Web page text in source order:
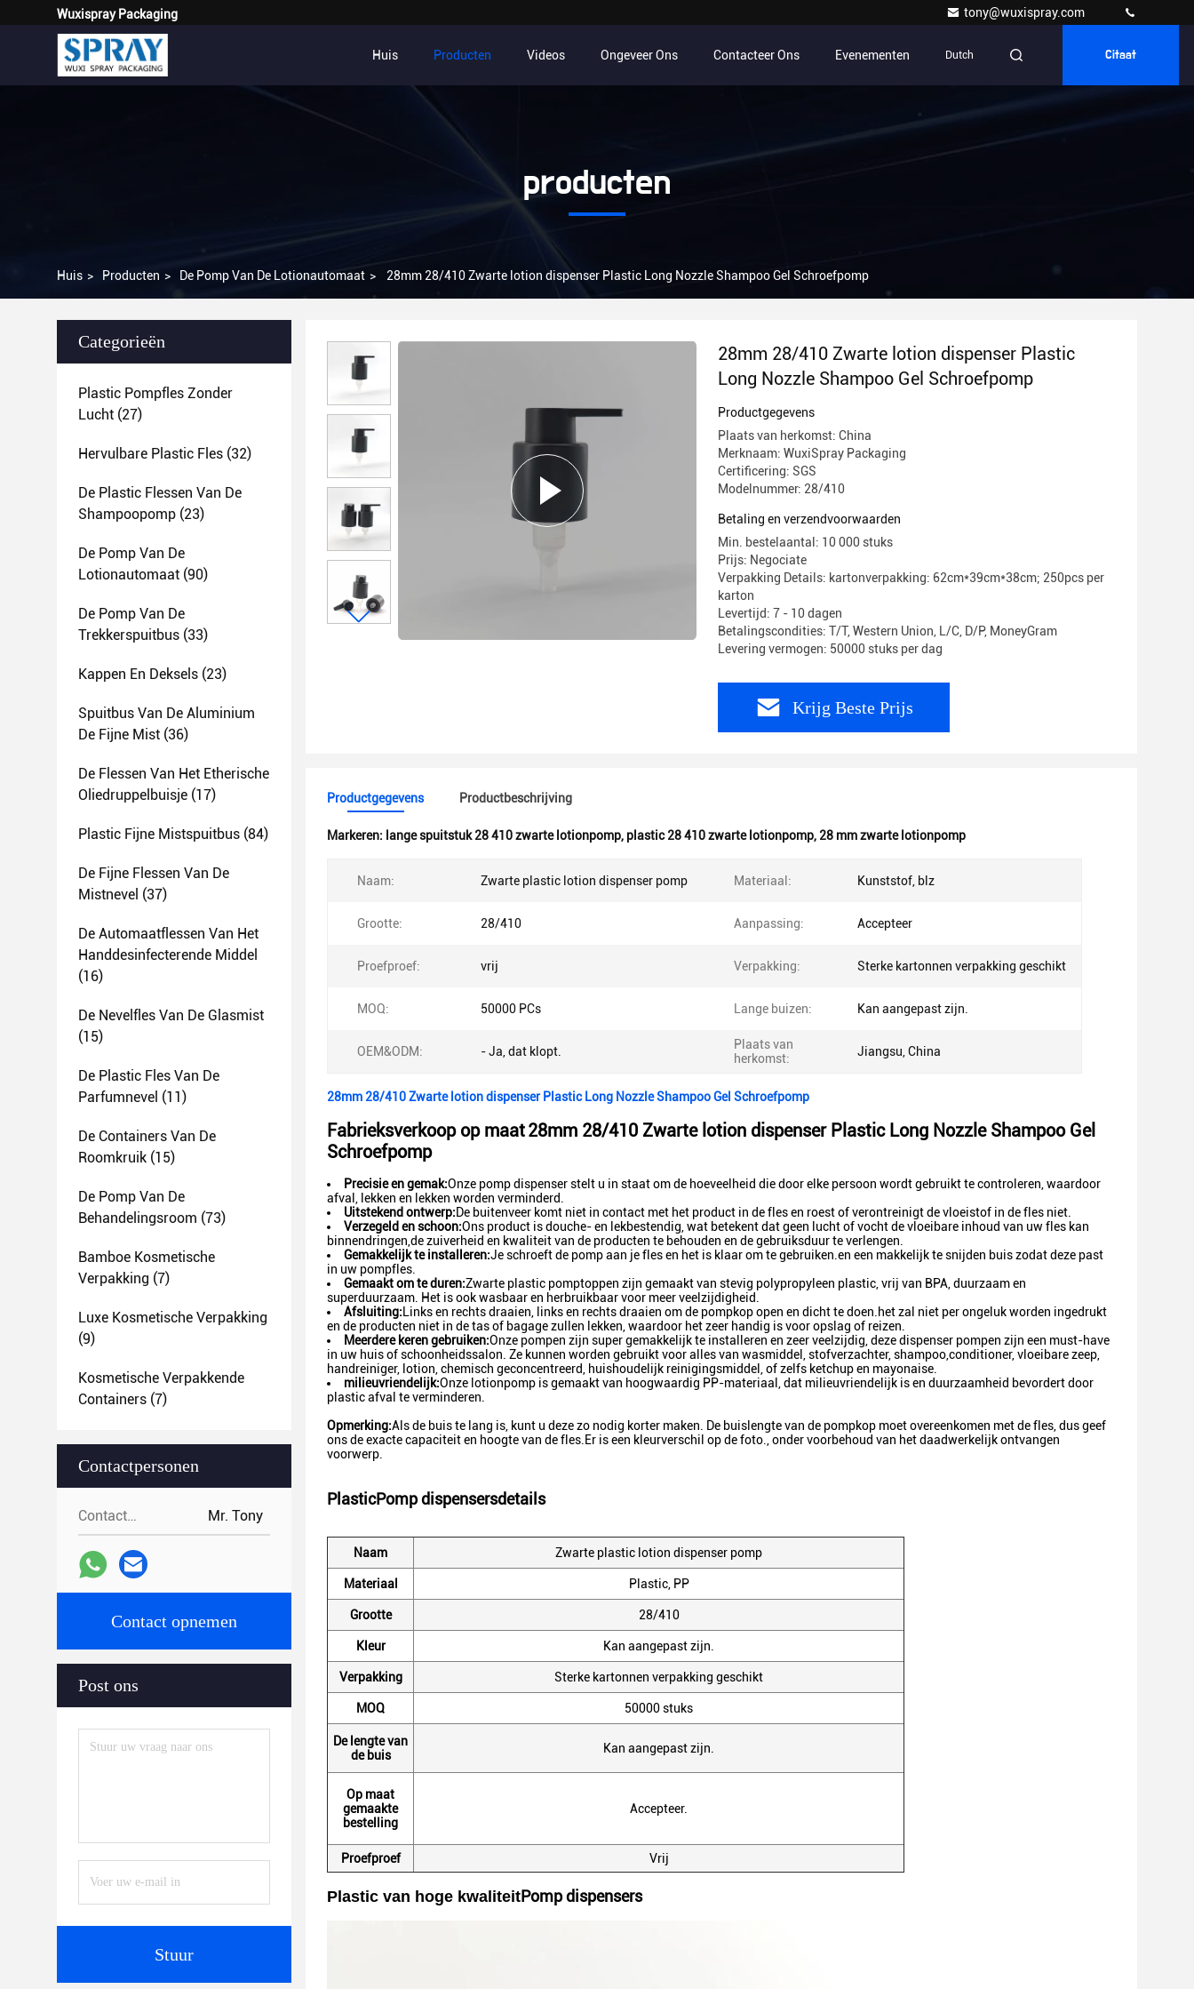
Wuxispray Packaging tony@wuxispray.com
Huis Producten Videos Ongeveer Ons Contacteer Ons Evenementen Dutch Citaat
producten
Huis > Producten > De Pomp Van De Lotionautomaat > 28mm 28/410 Zwarte lotion dispenser Plastic Long Nozzle Shampoo Gel Schroefpomp
Categorieën
Plastic Pompfles Zonder
Lucht (27)
Hervulbare Plastic Fles (32)
De Plastic Flessen Van De
Shampoopomp (23)
De Pomp Van De
Lotionautomaat (90)
De Pomp Van De
Trekkerspuitbus (33)
Kappen En Deksels (23)
Spuitbus Van De Aluminium
De Fijne Mist (36)
De Flessen Van Het Etherische
Oliedruppelbuisje (17)
Plastic Fijne Mistspuitbus (84)
De Fijne Flessen Van De
Mistnevel (37)
De Automaatflessen Van Het
Handdesinfecterende Middel
(16)
De Nevelfles Van De Glasmist
(15)
De Plastic Fles Van De
Parfumnevel (11)
De Containers Van De
Roomkruik (15)
De Pomp Van De
Behandelingsroom (73)
Bamboe Kosmetische
Verpakking (7)
Luxe Kosmetische Verpakking
(9)
Kosmetische Verpakkende
Containers (7)
Contactpersonen
Contactpersonen: Mr. Tony
Contact opnemen
Post ons
Stuur
28mm 28/410 Zwarte lotion dispenser Plastic
Long Nozzle Shampoo Gel Schroefpomp
Productgegevens
Plaats van herkomst: China
Merknaam: WuxiSpray Packaging
Certificering: SGS
Modelnummer: 28/410
Betaling en verzendvoorwaarden
Min. bestelaantal: 10 000 stuks
Prijs: Negociate
Verpakking Details: kartonverpakking: 62cm*39cm*38cm; 250pcs per
karton
Levertijd: 7 - 10 dagen
Betalingscondities: T/T, Western Union, L/C, D/P, MoneyGram
Levering vermogen: 50000 stuks per dag
Krijg Beste Prijs
Productgegevens Productbeschrijving
Markeren: lange spuitstuk 28 410 zwarte lotionpomp, plastic 28 410 zwarte lotionpomp, 28 mm zwarte lotionpomp
Naam: Zwarte plastic lotion dispenser pomp Materiaal: Kunststof, blz
Grootte: 28/410 Aanpassing: Accepteer
Proefproef: vrij Verpakking: Sterke kartonnen verpakking geschikt
MOQ: 50000 PCs Lange buizen: Kan aangepast zijn.
OEM&ODM: - Ja, dat klopt.
Plaats van
herkomst:
Jiangsu, China
28mm 28/410 Zwarte lotion dispenser Plastic Long Nozzle Shampoo Gel Schroefpomp
Fabrieksverkoop op maat28mm 28/410 Zwarte lotion dispenser Plastic Long Nozzle Shampoo Gel
Schroefpomp
Precisie en gemak:Onze pomp dispenser stelt u in staat om de hoeveelheid die door elke persoon wordt gebruikt te controleren, waardoor
afval, lekken en lekken worden verminderd.
Uitstekend ontwerp:De buitenveer komt niet in contact met het product in de fles en roest of verontreinigt de vloeistof in de fles niet.
Verzegeld en schoon:Ons product is douche- en lekbestendig, wat betekent dat geen lucht of vocht de vloeibare inhoud van uw fles kan
binnendringen,de zuiverheid en kwaliteit van de producten te behouden en de gebruiksduur te verlengen.
Gemakkelijk te installeren:Je schroeft de pomp aan je fles en het is klaar om te gebruiken.en een makkelijk te snijden buis zodat deze past
in uw pompfles.
Gemaakt om te duren:Zwarte plastic pomptoppen zijn gemaakt van stevig polypropyleen plastic, vrij van BPA, duurzaam en
superduurzaam. Het is ook wasbaar en herbruikbaar voor meer veelzijdigheid.
Afsluiting: Links en rechts draaien, links en rechts draaien om de pompkop open en dicht te doen.het zal niet per ongeluk worden ingedrukt
en de producten niet in de tas of bagage zullen lekken, waardoor het zeer handig is voor opslag of reizen.
Meerdere keren gebruiken:Onze pompen zijn super gemakkelijk te installeren en zeer veelzijdig, deze dispenser pompen zijn een must-have
in uw huis of schoonheidssalon. Ze kunnen worden gebruikt voor alles van wasmiddel, stofverzachter, shampoo,conditioner, vloeibare zeep,
handreiniger, lotion, chemisch geconcentreerd, huishoudelijk reinigingsmiddel, of zelfs ketchup en mayonaise.
milieuvriendelijk:Onze lotionpomp is gemaakt van hoogwaardig PP-materiaal, dat milieuvriendelijk is en duurzaamheid bevordert door
plastic afval te verminderen.
Opmerking:Als de buis te lang is, kunt u deze zo nodig korter maken. De buislengte van de pompkop moet overeenkomen met de fles, dus geef
ons de exacte capaciteit en hoogte van de fles.Er is een kleurverschil op de foto., onder voorbehoud van het daadwerkelijk ontvangen
voorwerp.
PlasticPomp dispensersdetails
Naam Zwarte plastic lotion dispenser pomp
Materiaal Plastic, PP
Grootte 28/410
Kleur Kan aangepast zijn.
Verpakking Sterke kartonnen verpakking geschikt
MOQ 50000 stuks
De lengte van
de buis
Kan aangepast zijn.
Op maat
gemaakte
bestelling
Accepteer.
Proefproef Vrij
Plastic van hoge kwaliteitPomp dispensers